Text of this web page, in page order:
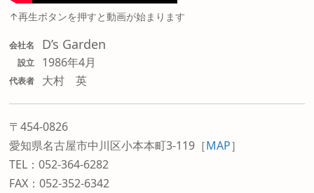
↑再生ボタンを押すと動画が始まります
会社名 D’s Garden
設立 1986年4月
代表者 大村 英
〒454-0826
愛知県名古屋市中川区小本本町3-119 ［MAP］
TEL：052-364-6282
FAX：052-352-6342